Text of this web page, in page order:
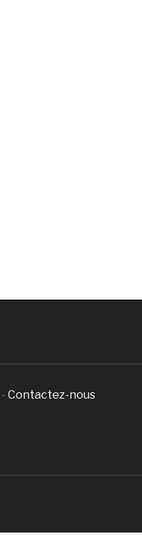
-Contactez-nous